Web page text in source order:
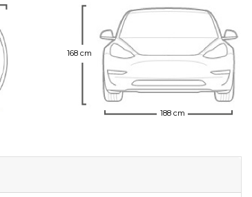
168 cm
188 cm